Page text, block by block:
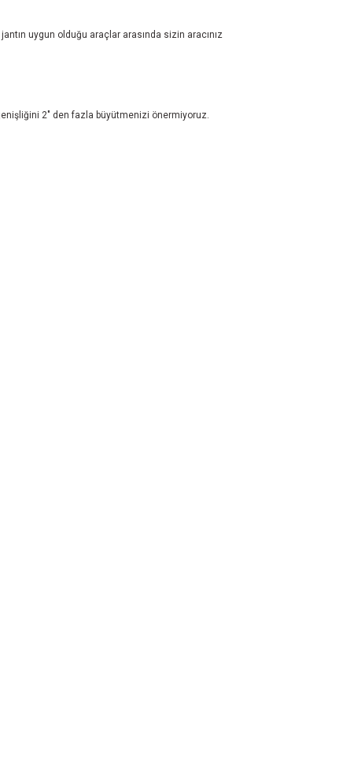
uygun olduğu araçlar arasında sizin aracınız
2" den fazla büyütmenizi önermiyoruz.